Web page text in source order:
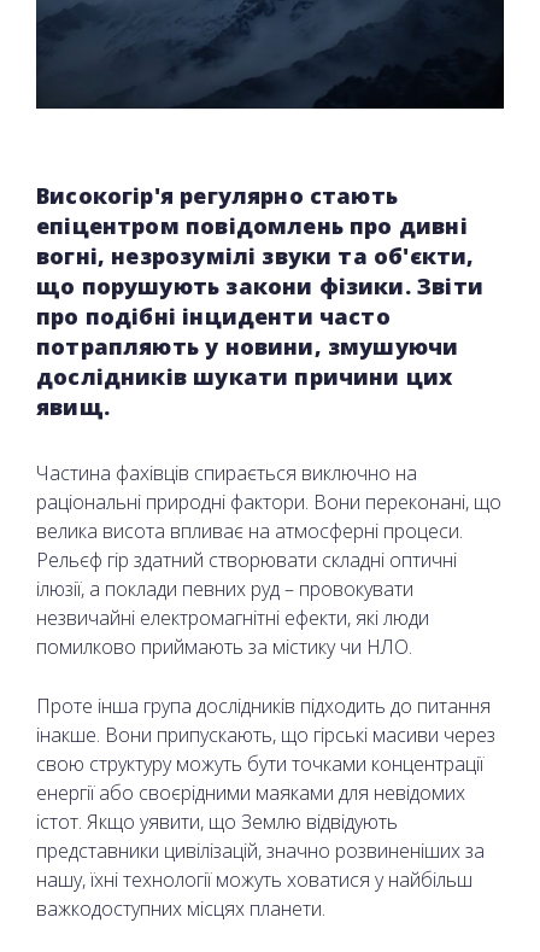
Високогір'я регулярно стають
епіцентром повідомлень про дивні
вогні, незрозумілі звуки та об'єкти,
що порушують закони фізики. Звіти
про подібні інциденти часто
потрапляють у новини, змушуючи
дослідників шукати причини цих
явищ.
Частина фахівців спирається виключно на
раціональні природні фактори. Вони переконані, що
велика висота впливає на атмосферні процеси.
Рельєф гір здатний створювати складні оптичні
ілюзії, а поклади певних руд – провокувати
незвичайні електромагнітні ефекти, які люди
помилково приймають за містику чи НЛО.
Проте інша група дослідників підходить до питання
інакше. Вони припускають, що гірські масиви через
свою структуру можуть бути точками концентрації
енергії або своєрідними маяками для невідомих
істот. Якщо уявити, що Землю відвідують
представники цивілізацій, значно розвиненіших за
нашу, їхні технології можуть ховатися у найбільш
важкодоступних місцях планети.